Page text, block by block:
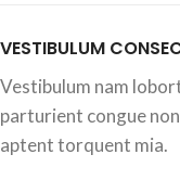
VESTIBULUM
Vestibulum nam
parturient congue
aptent torquent mia.